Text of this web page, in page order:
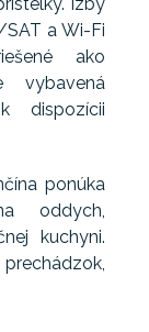
Izby
a Wi-Fi
ako
dispozícii
ponúka
oddych,
kuchyni.